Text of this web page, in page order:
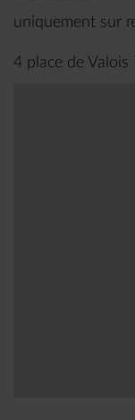
uniquement sur
4 place de Valois